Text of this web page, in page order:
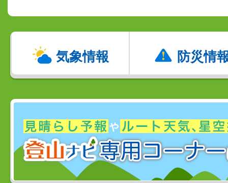
気象情報 防災情